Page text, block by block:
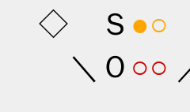
◇ Ｓ ●○
＼Ｏ ○○